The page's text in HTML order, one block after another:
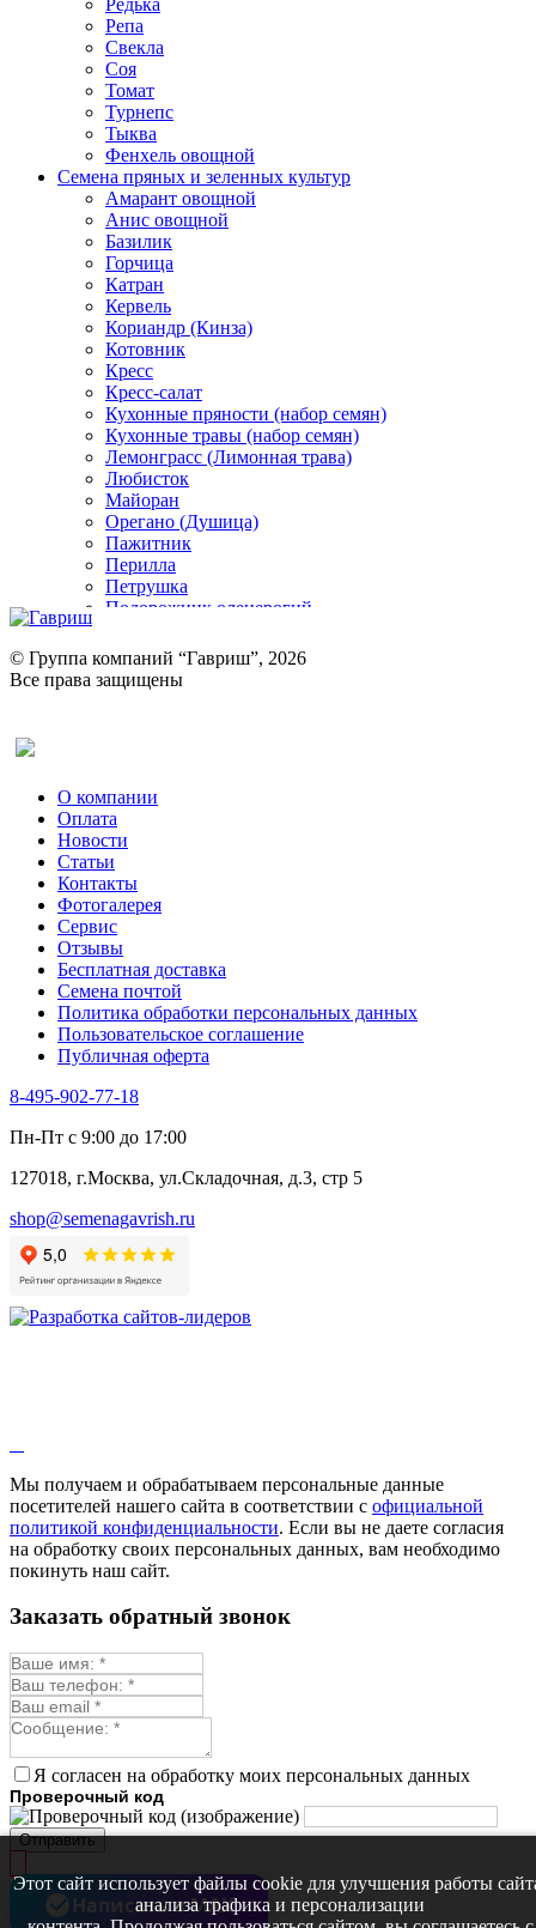
Редька
Репа
Свекла
Соя
Томат
Турнепс
Тыква
Фенхель овощной
Семена пряных и зеленных культур
Амарант овощной
Анис овощной
Базилик
Горчица
Катран
Кервель
Кориандр (Кинза)
Котовник
Кресс
Кресс-салат
Кухонные пряности (набор семян)
Кухонные травы (набор семян)
Лемонграсс (Лимонная трава)
Любисток
Майоран
Орегано (Душица)
Пажитник
Перилла
Петрушка
Подорожник оленерогий
Ревень
Рукола
Рута
Тмин
Трава для чая
Туласи
Укроп
Фенхель пряный
Хризантема овощная
Цикорий пряный
Цикорий салатный (Витлуф)
Черемша
Шпинат
Щавель
Эндивий
Эстрагон
Алтей
Бессмертник
Валериана
Валерианелла
Гибискус лекарственный
Девясил
Душица
Змееголовник
Мыльнянка
Мята
Овсяный корень
Огуречная трава
Пустырник
Репешок
Синюха
Смесь лекарственных
Стевия
Тимьян ползучий (чабрец)
Фенхель лекарственный
Цикорий лекарственный
Череда лекарственная
Чернокорень
Шалфей
© Группа компаний “Гавриш”, 2026
Все права защищены
О компании
Оплата
Новости
Статьи
Контакты
Фотогалерея​
Сервис
Отзывы
Бесплатная доставка
Семена почтой
Политика обработки персональных данных
Пользовательское соглашение
Публичная оферта
8-495-902-77-18
Пн-Пт с 9:00 до 17:00
127018, г.Москва, ул.Складочная, д.3, стр 5
shop@semenagavrish.ru
Мы получаем и обрабатываем персональные данные
посетителей нашего сайта в соответствии с официальной
политикой конфиденциальности. Если вы не даете согласия
на обработку своих персональных данных, вам необходимо
покинуть наш сайт.
Этот сайт использует файлы cookie для улучшения работы
анализа трафика и персонализации
Заказать обратный звонок
Я согласен на обработку моих персональных данных
Проверочный код
Отправить
Написать в MAX